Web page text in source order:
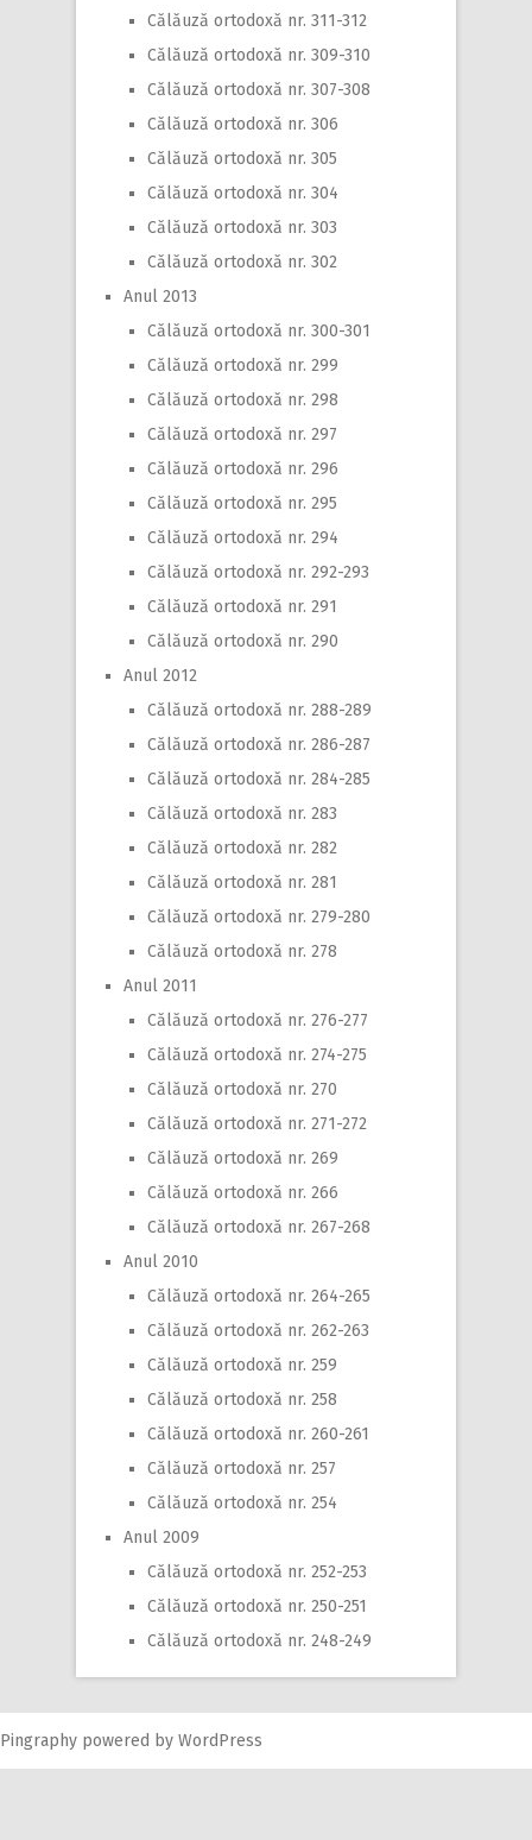
Călăuză ortodoxă nr. 311-312
Călăuză ortodoxă nr. 309-310
Călăuză ortodoxă nr. 307-308
Călăuză ortodoxă nr. 306
Călăuză ortodoxă nr. 305
Călăuză ortodoxă nr. 304
Călăuză ortodoxă nr. 303
Călăuză ortodoxă nr. 302
Anul 2013
Călăuză ortodoxă nr. 300-301
Călăuză ortodoxă nr. 299
Călăuză ortodoxă nr. 298
Călăuză ortodoxă nr. 297
Călăuză ortodoxă nr. 296
Călăuză ortodoxă nr. 295
Călăuză ortodoxă nr. 294
Călăuză ortodoxă nr. 292-293
Călăuză ortodoxă nr. 291
Călăuză ortodoxă nr. 290
Anul 2012
Călăuză ortodoxă nr. 288-289
Călăuză ortodoxă nr. 286-287
Călăuză ortodoxă nr. 284-285
Călăuză ortodoxă nr. 283
Călăuză ortodoxă nr. 282
Călăuză ortodoxă nr. 281
Călăuză ortodoxă nr. 279-280
Călăuză ortodoxă nr. 278
Anul 2011
Călăuză ortodoxă nr. 276-277
Călăuză ortodoxă nr. 274-275
Călăuză ortodoxă nr. 270
Călăuză ortodoxă nr. 271-272
Călăuză ortodoxă nr. 269
Călăuză ortodoxă nr. 266
Călăuză ortodoxă nr. 267-268
Anul 2010
Călăuză ortodoxă nr. 264-265
Călăuză ortodoxă nr. 262-263
Călăuză ortodoxă nr. 259
Călăuză ortodoxă nr. 258
Călăuză ortodoxă nr. 260-261
Călăuză ortodoxă nr. 257
Călăuză ortodoxă nr. 254
Anul 2009
Călăuză ortodoxă nr. 252-253
Călăuză ortodoxă nr. 250-251
Călăuză ortodoxă nr. 248-249
Pingraphy powered by WordPress